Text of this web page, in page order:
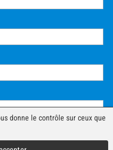
donne le contrôle sur ceux que